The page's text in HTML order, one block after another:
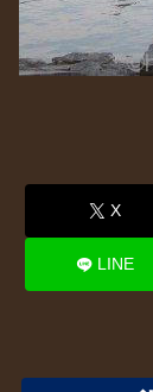
X
LINE